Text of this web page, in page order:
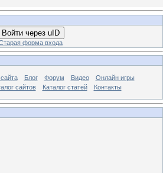
Войти через uID
форма входа
Блог Форум Видео
Онлайн игры
сайтов Каталог статей Контакты